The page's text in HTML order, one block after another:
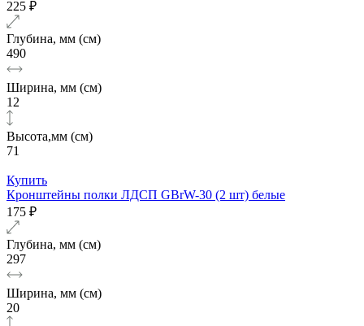
225 ₽
Глубина, мм (см)
490
Ширина, мм (см)
12
Высота,мм (см)
71
Купить
Кронштейны полки ЛДСП GBrW-30 (2 шт) белые
175 ₽
Глубина, мм (см)
297
Ширина, мм (см)
20